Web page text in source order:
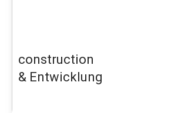
construction
& Entwicklung